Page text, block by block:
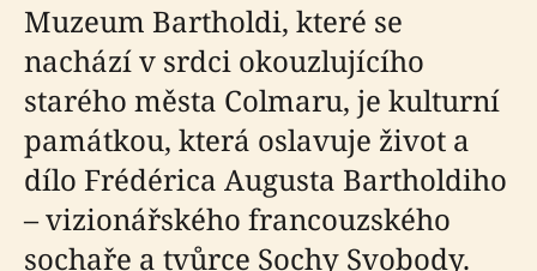
Muzeum Bartholdi, které se
nachází v srdci okouzlujícího
starého města Colmaru, je kulturní
památkou, která oslavuje život a
dílo Frédérica Augusta Bartholdiho
– vizionářského francouzského
sochaře a tvůrce Sochy Svobody.